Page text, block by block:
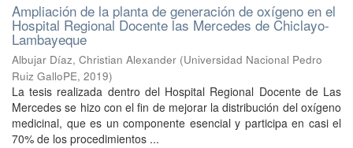
Ampliación de la planta de generación de oxígeno en el
Hospital Regional Docente las Mercedes de Chiclayo-
Lambayeque
Albujar Díaz, Christian Alexander (Universidad Nacional Pedro
Ruiz GalloPE, 2019)
La tesis realizada dentro del Hospital Regional Docente de Las
Mercedes se hizo con el fin de mejorar la distribución del oxígeno
medicinal, que es un componente esencial y participa en casi el
70% de los procedimientos ...